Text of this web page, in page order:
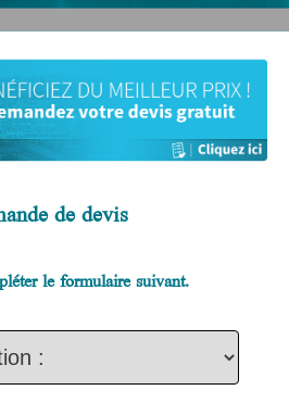
de devis
le formulaire suivant.